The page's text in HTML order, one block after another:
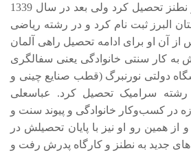
پایان دوران راهنمایی در نطنز تحصیل کرد ولی بعد در سال 1339
البرز ثبت نام کرد و در رشته ریاضی
از آن او برای ادامه تحصیل راهی آلمان
به کار سنتی خانوادگی یعنی سفالگری
دولتی نورنبرگ (قطب صنایع چینی و
رشته سرامیک تحصیل کرد. عباسعلی
در کسب‌وکار خانوادگی و پیوند سنت و
همین رو او نیز با پایان تحصیلش در
1350) با ایده‌های جدید به نطنز و کارگاه پدرش رفت و